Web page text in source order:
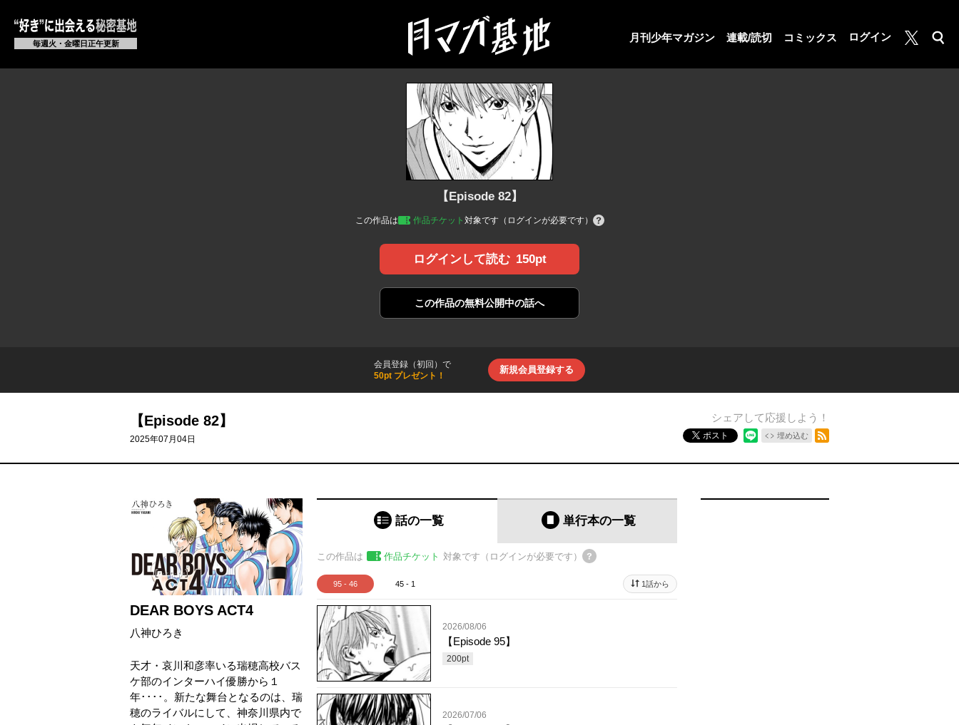
毎週火・金曜日正午更新
月刊少年マガジン 連載/読切 コミックス ログイン
月マガ基地
検索
【Episode 82】
この作品は 作品チケット 対象です（ログインが必要です）
ログインして読む 150pt
この作品の無料公開中の話へ
会員登録（初回）で
50pt プレゼント！
新規会員登録する
【Episode 82】
2025年07月04日
シェアして応援しよう！
ポスト 埋め込む
DEAR BOYS ACT4
八神ひろき
天才・哀川和彦率いる瑞穂高校バス
ケ部のインターハイ優勝から１
年････。新たな舞台となるのは、瑞
穂のライバルにして、神奈川県内で
話の一覧 単行本の一覧
この作品は 作品チケット 対象です（ログインが必要です）
95 - 46 45 - 1 1話から
2026/08/06
【Episode 95】
200pt
2026/07/06